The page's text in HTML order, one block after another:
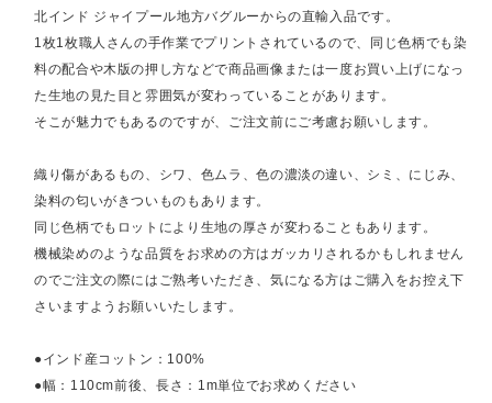
北インド ジャイプール地方バグルーからの直輸入品です。
1枚1枚職人さんの手作業でプリントされているので、同じ色柄でも染
料の配合や木版の押し方などで商品画像または一度お買い上げになっ
た生地の見た目と雰囲気が変わっていることがあります。
そこが魅力でもあるのですが、ご注文前にご考慮お願いします。
織り傷があるもの、シワ、色ムラ、色の濃淡の違い、シミ、にじみ、
染料の匂いがきついものもあります。
同じ色柄でもロットにより生地の厚さが変わることもあります。
機械染めのような品質をお求めの方はガッカリされるかもしれません
のでご注文の際にはご熟考いただき、気になる方はご購入をお控え下
さいますようお願いいたします。
●インド産コットン：100%
●幅：110cm前後、長さ：1m単位でお求めください